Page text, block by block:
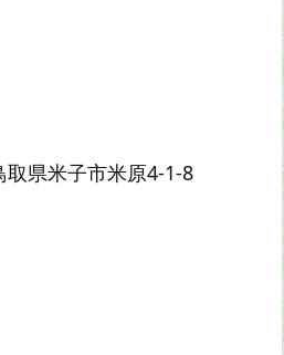
県米子市米原4-1-8